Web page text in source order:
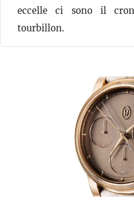
eccelle ci sono il
tourbillon.